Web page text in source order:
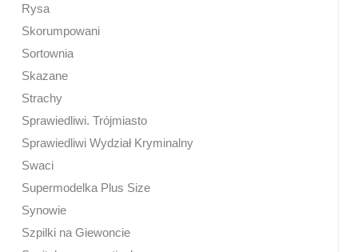
Rysa
Skorumpowani
Sortownia
Skazane
Strachy
Sprawiedliwi. Trójmiasto
Sprawiedliwi Wydział Kryminalny
Swaci
Supermodelka Plus Size
Synowie
Szpilki na Giewoncie